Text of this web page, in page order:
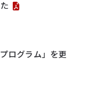
ログラム」を更